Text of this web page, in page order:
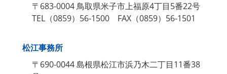
〒683‐0004 鳥取県米子市上福原4丁目5番22号
TEL（0859）56‐1500 FAX（0859）56‐1501
松江事務所
〒690‐0044 島根県松江市浜乃木二丁目11番38